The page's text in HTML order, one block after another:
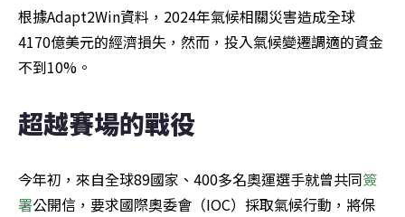
根據Adapt2Win資料，2024年氣候相關災害造成全球
4170億美元的經濟損失，然而，投入氣候變遷調適的資金
不到10%。
超越賽場的戰役
今年初，來自全球89國家、400多名奧運選手就曾共同簽
署公開信，要求國際奧委會（IOC）採取氣候行動，將保